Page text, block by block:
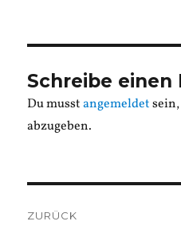
Schreibe
Du musstangemeldet
abzugeben.
ZURÜCK